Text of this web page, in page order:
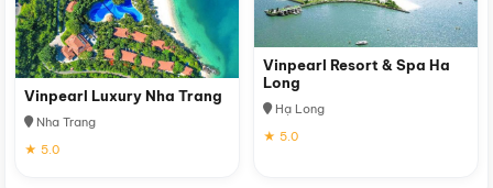
Vinpearl Luxury Nha Trang
Nha Trang
★ 5.0
Vinpearl Resort & Spa Ha
Long
Hạ Long
★ 5.0